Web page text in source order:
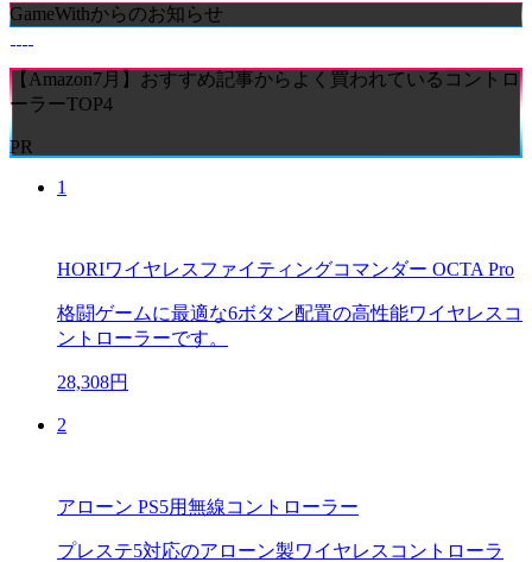
GameWithからのお知らせ
【Amazon7月】おすすめ記事からよく買われているコントロ
ーラーTOP4
PR
1
HORIワイヤレスファイティングコマンダー OCTA Pro
格闘ゲームに最適な6ボタン配置の高性能ワイヤレスコ
ントローラーです。
28,308円
2
アローン PS5用無線コントローラー
プレステ5対応のアローン製ワイヤレスコントローラ